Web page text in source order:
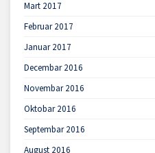
Mart 2017
Februar 2017
Januar 2017
Decembar 2016
Novembar 2016
Oktobar 2016
Septembar 2016
August 2016